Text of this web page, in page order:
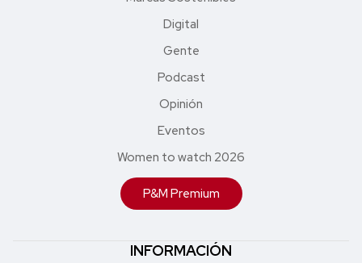
Digital
Gente
Podcast
Opinión
Eventos
Women to watch 2026
P&M Premium
INFORMACIÓN